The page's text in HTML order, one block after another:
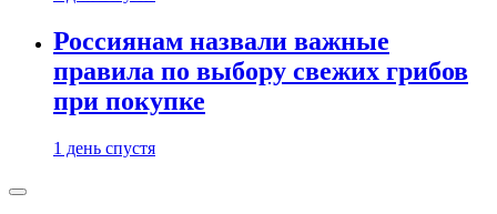
Россиянам назвали важные
правила по выбору свежих грибов
при покупке
1 день спустя